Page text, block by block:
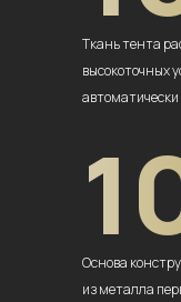
Ткань тента
высокоточных
автоматически
Основа
из металла